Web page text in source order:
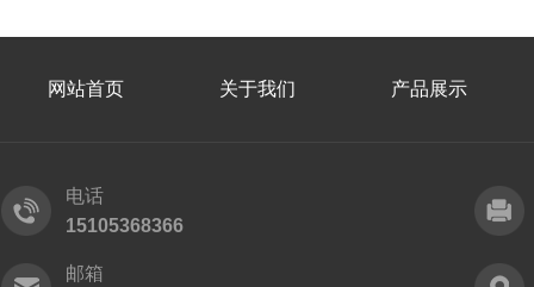
网站首页 关于我们 产品展示
电话
15105368366
邮箱